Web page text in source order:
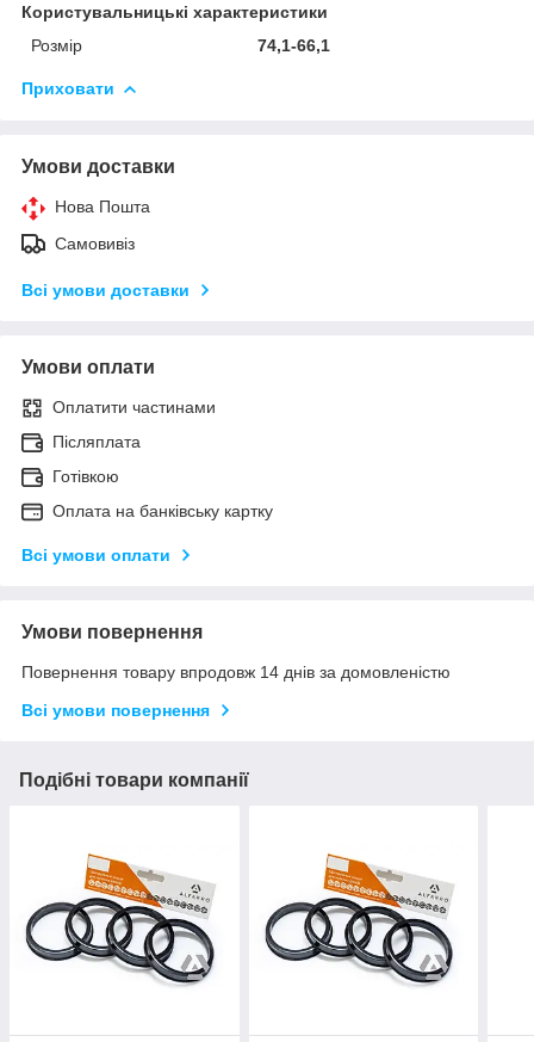
Користувальницькі характеристики
Розмір
74,1-66,1
Приховати
Умови доставки
Нова Пошта
Самовивіз
Всі умови доставки
Умови оплати
Оплатити частинами
Післяплата
Готівкою
Оплата на банківську картку
Всі умови оплати
Умови повернення
Повернення товару впродовж 14 днів за домовленістю
Всі умови повернення
Подібні товари компанії